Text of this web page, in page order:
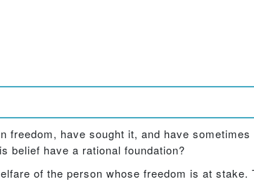
have sought it, and have
belief have a rational foundation?
of the person whose freedom is at stake.